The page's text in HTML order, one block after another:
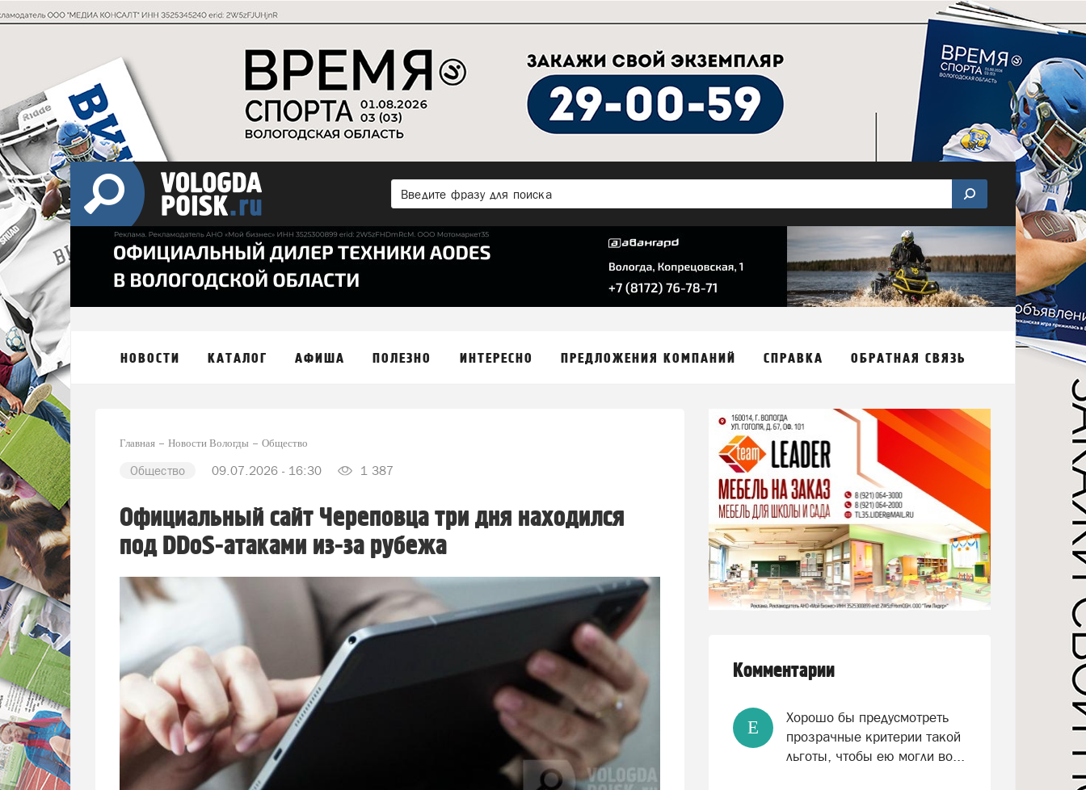
НОВОСТИ КАТАЛОГ АФИША ПОЛЕЗНО ИНТЕРЕСНО ПРЕДЛОЖЕНИЯ КОМПАНИЙ СПРАВКА ОБРАТНАЯ СВЯЗЬ
Главная Новости Вологды Общество
Общество 09.07.2026 - 16:30 1 387
Официальный сайт Череповца три дня находился
под DDoS-атаками из-за рубежа
Комментарии
Е
Хорошо бы предусмотреть
прозрачные критерии такой
льготы, чтобы ею могли во...